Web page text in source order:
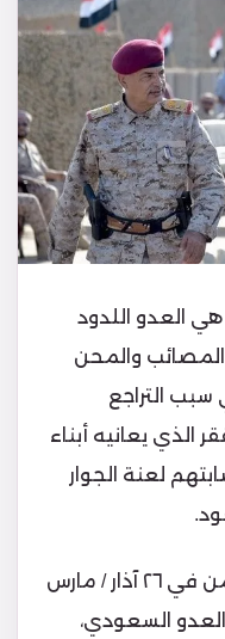
العدو اللدود
المصائب والمحن
سبب التراجع
الذي يعانيه أبناء
لعنة الجوار
لكن مع بداية العدوان على اليمن في ٢٦ آذار / مارس
العدو السعودي،